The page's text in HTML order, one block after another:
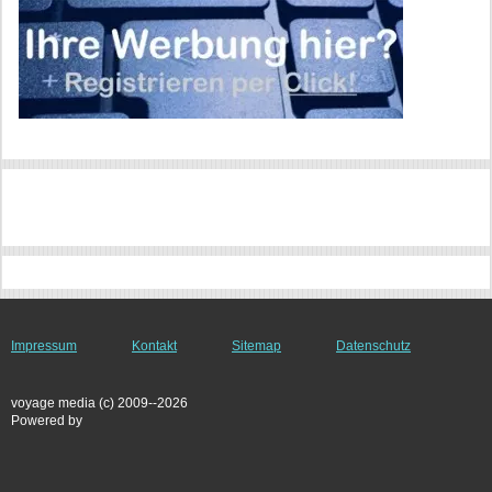
Impressum Kontakt Sitemap Datenschutz
voyage media (c) 2009--2026
Powered by